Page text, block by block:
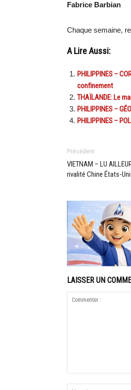
Fabrice Barbian
Chaque semaine,
A Lire Aussi:
PHILIPPINES –
confinement
THAÏLANDE: Le
PHILIPPINES –
PHILIPPINES –
Précédent
VIETNAM – LU
rivalité Chine États-
LAISSER UN